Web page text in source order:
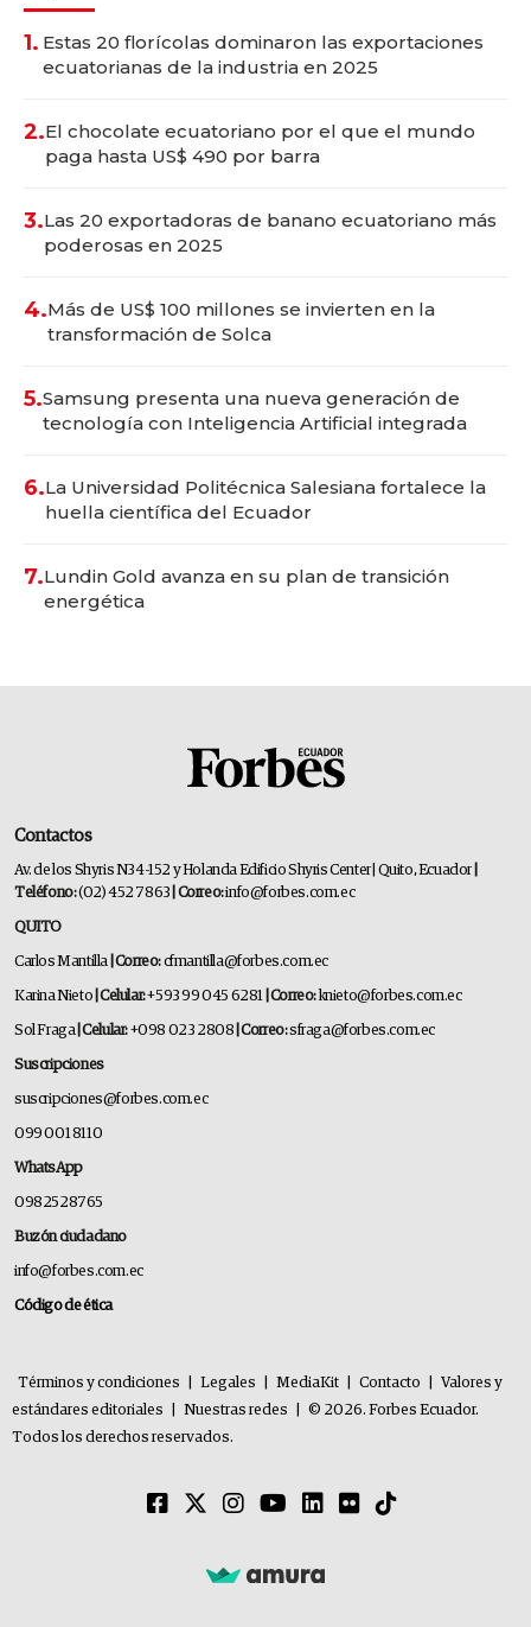
1. Estas 20 florícolas dominaron las exportaciones
ecuatorianas de la industria en 2025
2.El chocolate ecuatoriano por el que el mundo
paga hasta US$ 490 por barra
3.Las 20 exportadoras de banano ecuatoriano más
poderosas en 2025
4.Más de US$ 100 millones se invierten en la
transformación de Solca
5.Samsung presenta una nueva generación de
tecnología con Inteligencia Artificial integrada
6.La Universidad Politécnica Salesiana fortalece la
huella científica del Ecuador
7.Lundin Gold avanza en su plan de transición
energética
Contactos
Av. de los Shyris N34-152 y Holanda Edificio Shyris Center | Quito, Ecuador
Teléfono:(02) 452 7863 | Correo:info@forbes.com.ec
QUITO
Carlos Mantilla | Correo:cfmantilla@forbes.com.ec
Karina Nieto | Celular:+593 99 045 6281 | Correo:knieto@forbes.com.ec
Sol Fraga| Celular:+098 023 2808 | Correo:sfraga@forbes.com.ec
Suscripciones
suscripciones@forbes.com.ec
099 001 8110
WhatsApp
0982528765
Buzón ciudadano
info@forbes.com.ec
Código de ética
Términos y condiciones Legales MediaKit Contacto
Valores y
estándares editoriales
Nuestras redes
© 2026. Forbes Ecuador.
Todos los derechos reservados.